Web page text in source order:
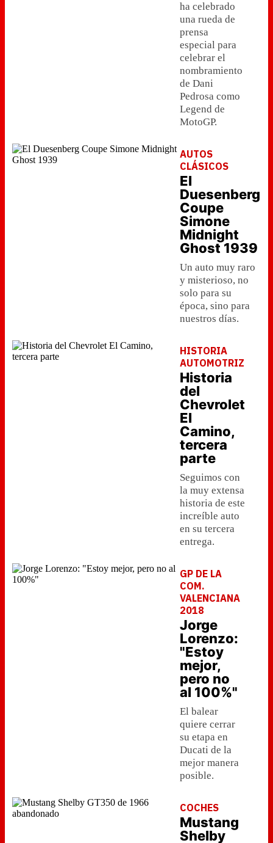
ha celebrado
una rueda de
prensa
especial para
celebrar el
nombramiento
de Dani
Pedrosa como
Legend de
MotoGP.
AUTOS
CLÁSICOS
El
Duesenberg
Coupe
Simone
Midnight
Ghost 1939
Un auto muy raro
y misterioso, no
solo para su
época, sino para
nuestros días.
HISTORIA
AUTOMOTRIZ
Historia
del
Chevrolet
El
Camino,
tercera
parte
Seguimos con
la muy extensa
historia de este
increíble auto
en su tercera
entrega.
GP DE LA
COM.
VALENCIANA
2018
Jorge
Lorenzo:
"Estoy
mejor,
pero no
al 100%"
El balear
quiere cerrar
su etapa en
Ducati de la
mejor manera
posible.
COCHES
Mustang
Shelby